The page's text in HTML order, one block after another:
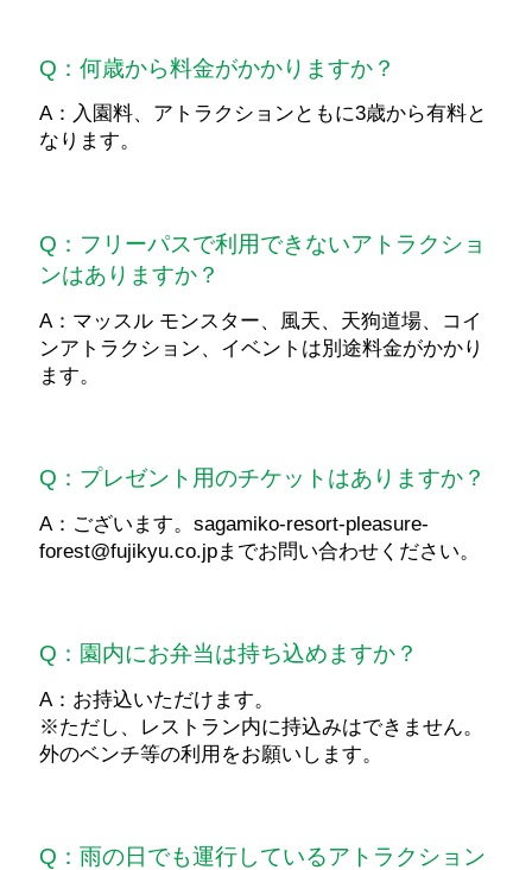
Q：何歳から料金がかかりますか？
A：入園料、アトラクションともに3歳から有料と
なります。
Q：フリーパスで利用できないアトラクショ
ンはありますか？
A：マッスル モンスター、風天、天狗道場、コイ
ンアトラクション、イベントは別途料金がかかり
ます。
Q：プレゼント用のチケットはありますか？
A：ございます。sagamiko-resort-pleasure-
forest@fujikyu.co.jpまでお問い合わせください。
Q：園内にお弁当は持ち込めますか？
A：お持込いただけます。
※ただし、レストラン内に持込みはできません。
外のベンチ等の利用をお願いします。
Q：雨の日でも運行しているアトラクション